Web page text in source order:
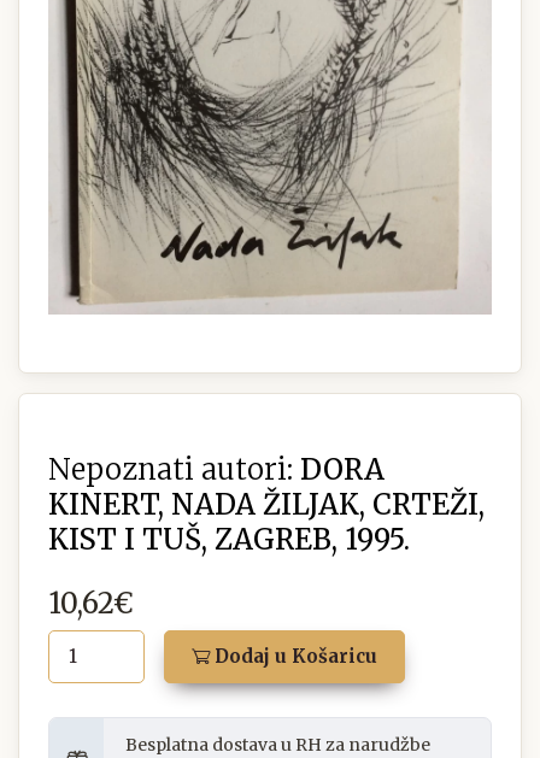
Nepoznati autori: DORA
KINERT, NADA ŽILJAK, CRTEŽI,
KIST I TUŠ, ZAGREB, 1995.
10,62€
Dodaj u Košaricu
Besplatna dostava u RH za narudžbe